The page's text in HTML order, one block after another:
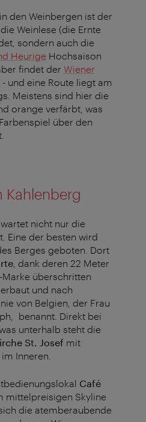
den Weinbergen ist der
Weinlese (die Ernte
sondern auch die
Heurige Hochsaison
findet der Wiener
und eine Route liegt am
Meistens sind hier die
orange verfärbt, was
über den
Kahlenberg
nicht nur die
Eine der besten wird
Berges geboten. Dort
, dank deren 22 Meter
überschritten
und nach
von Belgien, der Frau
benannt. Direkt bei
unterhalb steht die
St. Josef mit
Inneren.
Café
mittelpreisigen Skyline
die atemberaubende